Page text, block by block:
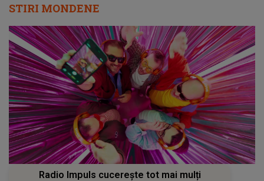
STIRI MONDENE
Radio Impuls cucerește tot mai mulți